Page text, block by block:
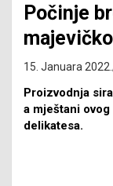
Počinje
15. Januara 2022.
Proizvodnja
a mještani
delikatesa.